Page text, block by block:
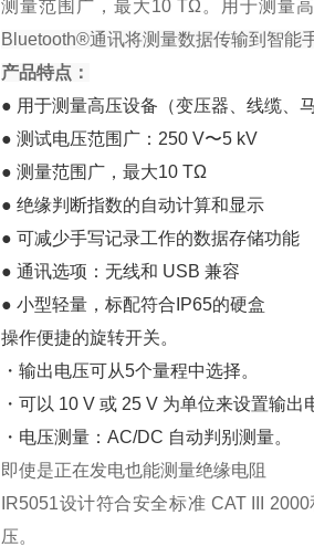
测量范围广，最大10 TΩ。用于测量
Bluetooth®通讯将测量数据传输到智能
产品特点：
● 用于测量高压设备（变压器、线缆、
● 测试电压范围广：250 V〜5 kV
● 测量范围广，最大10 TΩ
● 绝缘判断指数的自动计算和显示
● 可减少手写记录工作的数据存储功能
● 通讯选项：无线和 USB 兼容
● 小型轻量，标配符合IP65的硬盒
操作便捷的旋转开关。
・输出电压可从5个量程中选择。
・可以 10 V 或 25 V 为单位来设置输出
・电压测量：AC/DC 自动判别测量。
即使是正在发电也能测量绝缘电阻
IR5051设计符合安全标准 CAT III 2000
压。